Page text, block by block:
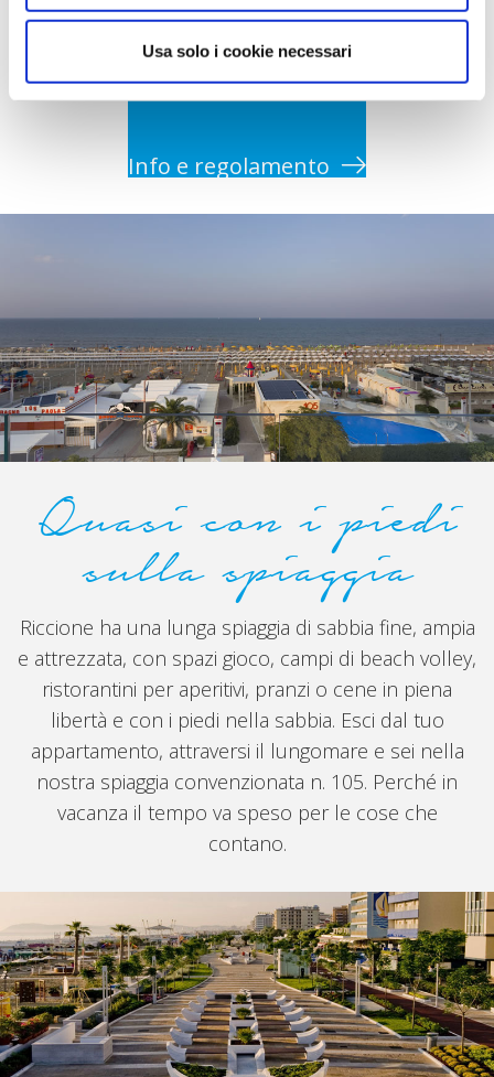
Usa solo i cookie necessari
Info e regolamento
Quasi con i piedi
sulla spiaggia
Riccione ha una lunga spiaggia di sabbia fine, ampia
e attrezzata, con spazi gioco, campi di beach volley,
ristorantini per aperitivi, pranzi o cene in piena
libertà e con i piedi nella sabbia. Esci dal tuo
appartamento, attraversi il lungomare e sei nella
nostra spiaggia convenzionata n. 105. Perché in
vacanza il tempo va speso per le cose che
contano.